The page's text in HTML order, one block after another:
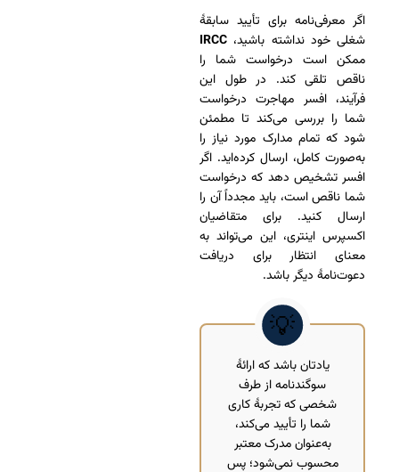
اگر معرفی‌نامه برای تأیید سابقۀ
شغلی خود نداشته باشید،
ممکن است درخواست شما را
ناقص تلقی کند. در طول این
فرآیند، افسر مهاجرت درخواست
شما را بررسی می‌کند تا مطمئن
شود که تمام مدارک مورد نیاز را
به‌صورت کامل، ارسال کرده‌اید. اگر
افسر تشخیص دهد که درخواست
شما ناقص است، باید مجدداً آن را
ارسال کنید. برای متقاضیان
اکسپرس اینتری، این می‌تواند به
معنای انتظار برای دریافت
دعوت‌نامۀ دیگر باشد.
یادتان باشد که ارائۀ
سوگندنامه از طرف
شخصی که تجربۀ کاری
شما را تأیید می‌کند،
به‌عنوان مدرک معتبر
محسوب نمی‌شود؛ پس